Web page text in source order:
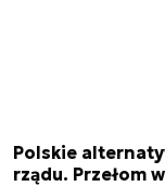
Polskie
rządu. Przełom